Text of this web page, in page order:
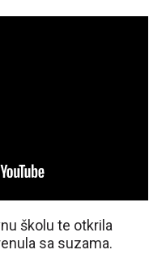
školu te otkrila
sa suzama.